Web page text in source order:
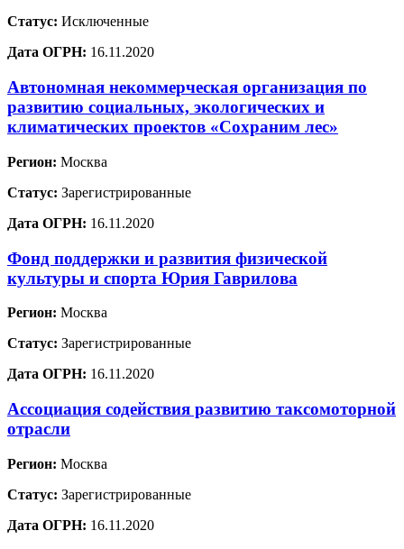
Статус: Исключенные
Дата ОГРН: 16.11.2020
Автономная некоммерческая организация по
развитию социальных, экологических и
климатических проектов «Сохраним лес»
Регион: Москва
Статус: Зарегистрированные
Дата ОГРН: 16.11.2020
Фонд поддержки и развития физической
культуры и спорта Юрия Гаврилова
Регион: Москва
Статус: Зарегистрированные
Дата ОГРН: 16.11.2020
Ассоциация содействия развитию таксомоторной
отрасли
Регион: Москва
Статус: Зарегистрированные
Дата ОГРН: 16.11.2020